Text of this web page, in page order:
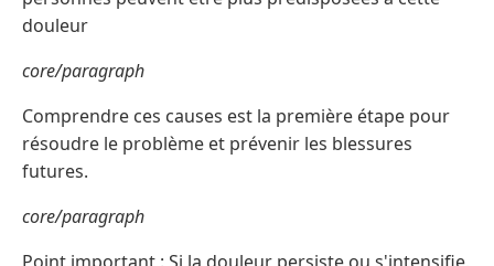
douleur
core/paragraph
Comprendre ces causes est la première étape pour
résoudre le problème et prévenir les blessures
futures.
core/paragraph